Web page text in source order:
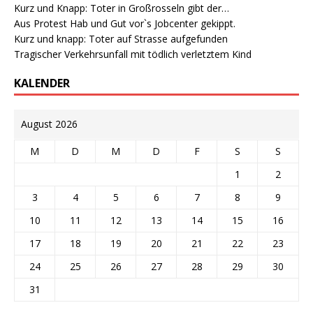
Kurz und Knapp: Toter in Großrosseln gibt der…
Aus Protest Hab und Gut vor`s Jobcenter gekippt.
Kurz und knapp: Toter auf Strasse aufgefunden
Tragischer Verkehrsunfall mit tödlich verletztem Kind
KALENDER
August 2026
M D M D F S
S
1
2
3
4 5 6 7 8
9
10
11 12 13 14 15
16
17
18 19 20 21 22
23
24
25 26 27 28 29
30
31